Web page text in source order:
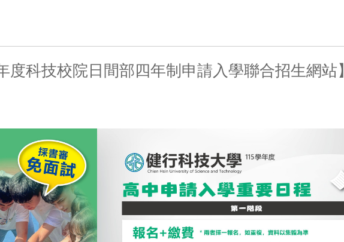
科技校院日間部四年制申請入學聯合招生網站】